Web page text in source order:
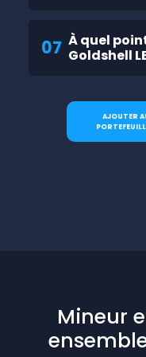
07 À quel
Goldshell
AJOUTER
Mineur